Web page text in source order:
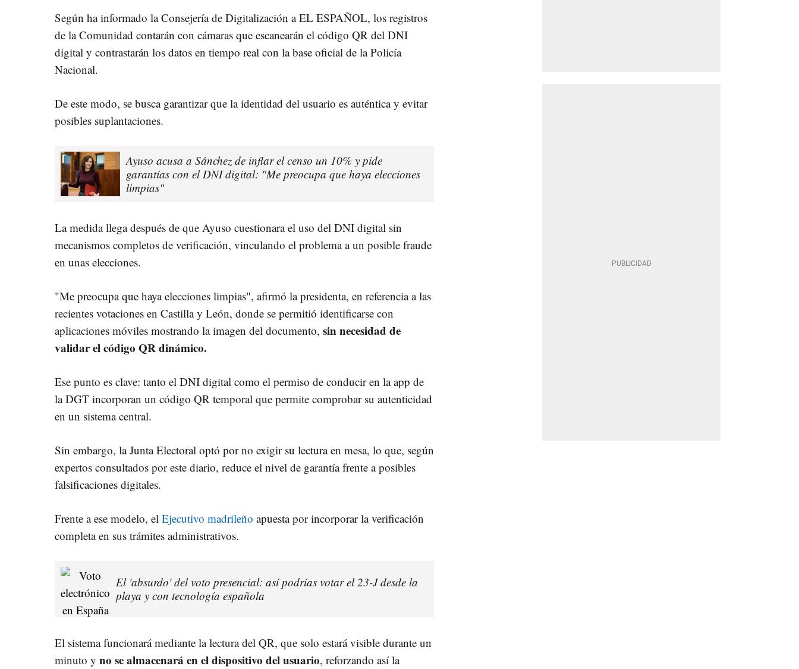
Según ha informado la Consejería de Digitalización a EL ESPAÑOL, los registros
de la Comunidad contarán con cámaras que escanearán el código QR del DNI
digital y contrastarán los datos en tiempo real con la base oficial de la Policía
Nacional.
De este modo, se busca garantizar que la identidad del usuario es auténtica y evitar
posibles suplantaciones.
Ayuso acusa a Sánchez de inflar el censo un 10% y pide
garantías con el DNI digital: "Me preocupa que haya elecciones
limpias"
La medida llega después de que Ayuso cuestionara el uso del DNI digital sin
mecanismos completos de verificación, vinculando el problema a un posible fraude
en unas elecciones.
"Me preocupa que haya elecciones limpias", afirmó la presidenta, en referencia a las
recientes votaciones en Castilla y León, donde se permitió identificarse con
aplicaciones móviles mostrando la imagen del documento, sin necesidad de
validar el código QR dinámico.
Ese punto es clave: tanto el DNI digital como el permiso de conducir en la app de
la DGT incorporan un código QR temporal que permite comprobar su autenticidad
en un sistema central.
Sin embargo, la Junta Electoral optó por no exigir su lectura en mesa, lo que, según
expertos consultados por este diario, reduce el nivel de garantía frente a posibles
falsificaciones digitales.
Frente a ese modelo, el Ejecutivo madrileño apuesta por incorporar la verificación
completa en sus trámites administrativos.
El 'absurdo' del voto presencial: así podrías votar el 23-J desde la
playa y con tecnología española
El sistema funcionará mediante la lectura del QR, que solo estará visible durante un
minuto y no se almacenará en el dispositivo del usuario, reforzando así la